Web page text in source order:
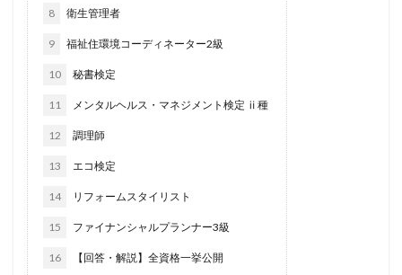
8 衛生管理者
9 福祉住環境コーディネーター2級
10 秘書検定
11 メンタルヘルス・マネジメント検定 ⅱ種
12 調理師
13 エコ検定
14 リフォームスタイリスト
15 ファイナンシャルプランナー3級
16 【回答・解説】全資格一挙公開